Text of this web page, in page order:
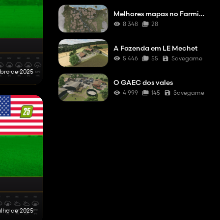
de 2025
de 2025
Melhores mapas no Farming Simulator 25 (minha opinião)
8 348 28
A Fazenda em LE Mechet
5 446 55 Savegame
O GAEC dos vales
4 999 145 Savegame